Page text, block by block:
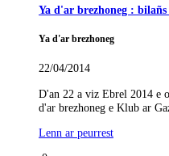
Ya d'ar brezhoneg :
Ya d'ar brezhoneg
22/04/2014
D'an 22 a viz Ebrel 2014 e
d'ar brezhoneg e Klub ar
Lenn ar peurrest